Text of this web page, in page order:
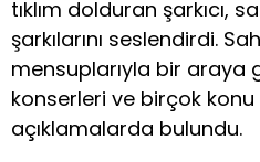
tıklım dolduran şarkıcı,
şarkılarını seslendirdi.
mensuplarıyla bir araya
konserleri ve birçok konu
açıklamalarda bulundu.